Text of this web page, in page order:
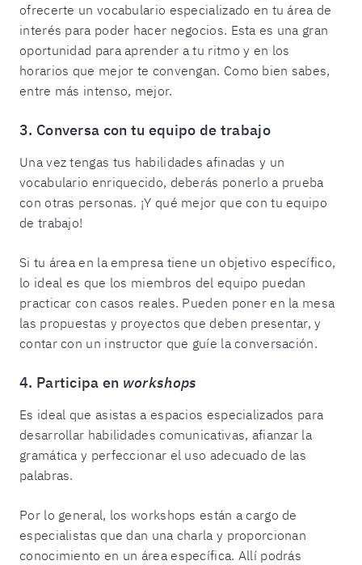
ofrecerte un vocabulario especializado en tu área de
interés para poder hacer negocios. Esta es una gran
oportunidad para aprender a tu ritmo y en los
horarios que mejor te convengan. Como bien sabes,
entre más intenso, mejor.
3. Conversa con tu equipo de trabajo
Una vez tengas tus habilidades afinadas y un
vocabulario enriquecido, deberás ponerlo a prueba
con otras personas. ¡Y qué mejor que con tu equipo
de trabajo!
Si tu área en la empresa tiene un objetivo específico,
lo ideal es que los miembros del equipo puedan
practicar con casos reales. Pueden poner en la mesa
las propuestas y proyectos que deben presentar, y
contar con un instructor que guíe la conversación.
4. Participa en workshops
Es ideal que asistas a espacios especializados para
desarrollar habilidades comunicativas, afianzar la
gramática y perfeccionar el uso adecuado de las
palabras.
Por lo general, los workshops están a cargo de
especialistas que dan una charla y proporcionan
conocimiento en un área específica. Allí podrás